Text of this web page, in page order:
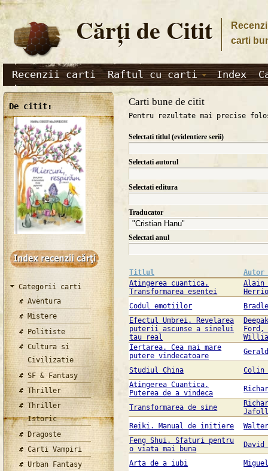
Cărţi de Citit
carti
Recenzii carti Raftul cu carti Index
De citit:
Categorii carti
Aventura
Mistere
Politiste
Cultura si
Civilizatie
SF & Fantasy
Thriller
Thriller
Istoric
Dragoste
Carti Vampiri
Urban Fantasy
Carti bune de citit
Pentru rezultate mai precise
Selectati titlul (evidentiere serii)
Selectati autorul
Selectati editura
Traducator
Selectati anul
Titlul
Autor
Atingerea cuantica.
Transformarea esentei
Alain
Codul emotiilor
Efectul Umbrei. Revelarea
puterii ascunse a sinelui
tau real
Ford,
Iertarea. Cea mai mare
putere vindecatoare
Studiul China
Colin
Atingerea Cuantica.
Puterea de a vindeca
Transformarea de sine
Reiki. Manual de initiere
Feng Shui. Sfaturi pentru
o viata mai buna
David
Arta de a iubi